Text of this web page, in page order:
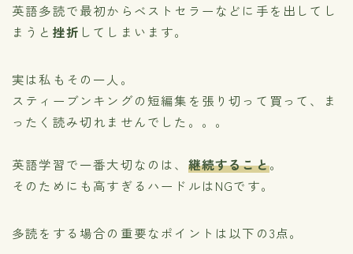
英語多読で最初からベストセラーなどに手を出してし
まうと 挫折 してしまいます。
実は私もその一人。
スティーブンキングの短編集を張り切って買って、ま
ったく読み切れませんでした。。。
英語学習で一番大切なのは、 継続すること。
そのためにも高すぎるハードルはNGです。
多読をする場合の重要なポイントは以下の3点。